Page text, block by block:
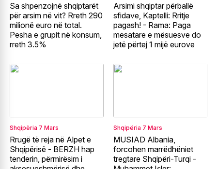
Sa shpenzojnë shqiptarët
për arsim në vit? Rreth 290
milionë euro në total.
Pesha e grupit në konsum,
rreth 3.5%
Arsimi shqiptar përballë
sfidave, Kaptelli: Rritje
pagash! - Rama: Paga
mesatare e mësuesve do
jetë përtej 1 mijë eurove
Shqipëria 7 Mars
Rrugë të reja në Alpet e
Shqipërisë - BERZH hap
tenderin, përmirësim i
Shqipëria 7 Mars
MUSIAD Albania,
forcohen marrëdhëniet
tregtare Shqipëri-Turqi -